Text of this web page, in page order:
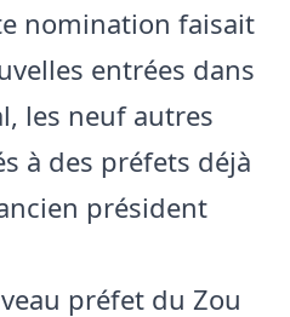
nomination faisait
entrées dans
les neuf autres
à des préfets déjà
président
préfet du Zou